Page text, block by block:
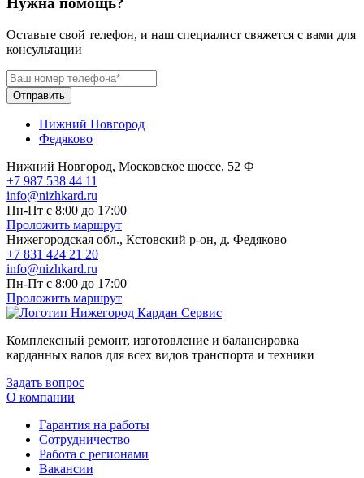
Оставьте свой телефон, и наш специалист свяжется с вами для
консультации
Отправить
Нижний Новгород
Федяково
Нижний Новгород, Московское шоссе, 52 Ф
+7 987 538 44 11
info@nizhkard.ru
Пн-Пт с 8:00 до 17:00
Проложить маршрут
Нижегородская обл., Кстовский р-он, д. Федяково
+7 831 424 21 20
info@nizhkard.ru
Пн-Пт с 8:00 до 17:00
Проложить маршрут
Комплексный ремонт, изготовление и балансировка
карданных валов для всех видов транспорта и техники
Задать вопрос
О компании
Гарантия на работы
Сотрудничество
Работа с регионами
Вакансии